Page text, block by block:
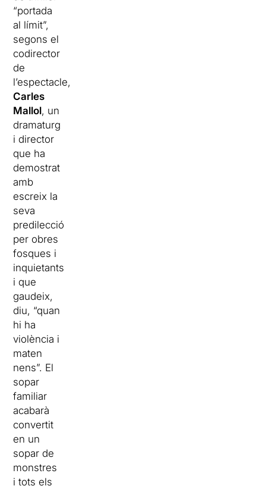
“portada
al límit”,
segons el
codirector
de
l’espectacle,
Carles
Mallol, un
dramaturg
i director
que ha
demostrat
amb
escreix la
seva
predilecció
per obres
fosques i
inquietants
i que
gaudeix,
diu, “quan
hi ha
violència i
maten
nens”. El
sopar
familiar
acabarà
convertit
en un
sopar de
monstres
i tots els